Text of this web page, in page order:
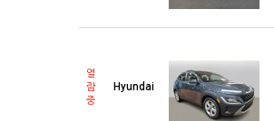
열
람
중
Hyundai